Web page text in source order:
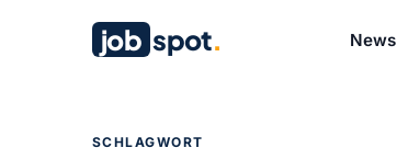
job spot. News
SCHLAGWORT